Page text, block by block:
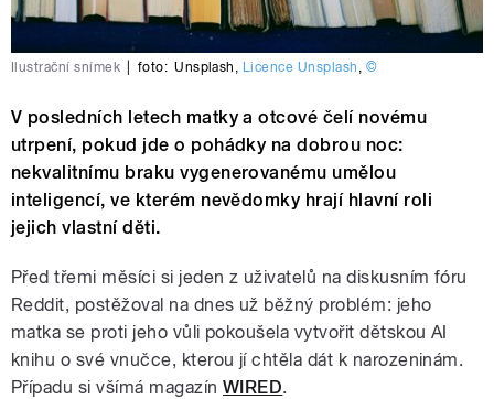
Ilustrační snímek foto: Unsplash Licence Unsplash ©
V posledních letech matky a otcové čelí novému
utrpení, pokud jde o pohádky na dobrou noc:
nekvalitnímu braku vygenerovanému umělou
inteligencí, ve kterém nevědomky hrají hlavní roli
jejich vlastní děti.
Před třemi měsíci si jeden z uživatelů na diskusním fóru
Reddit, postěžoval na dnes už běžný problém: jeho
matka se proti jeho vůli pokoušela vytvořit dětskou AI
knihu o své vnučce, kterou jí chtěla dát k narozeninám.
Případu si všímá magazín WIRED.